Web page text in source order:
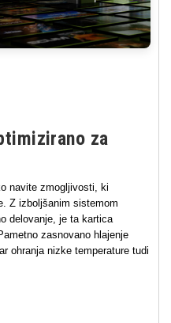
za
navite zmogljivosti, ki
Z izboljšanim sistemom
delovanje, je ta kartica
zasnovano hlajenje
ohranja nizke temperature tudi